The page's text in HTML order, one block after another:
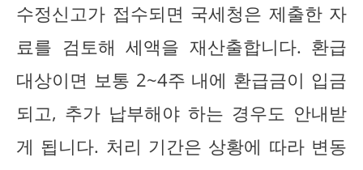
수정신고가 접수되면 국세청은 제출한 자
료를 검토해 세액을 재산출합니다. 환급
대상이면 보통 2~4주 내에 환급금이 입금
되고, 추가 납부해야 하는 경우도 안내받
게 됩니다. 처리 기간은 상황에 따라 변동